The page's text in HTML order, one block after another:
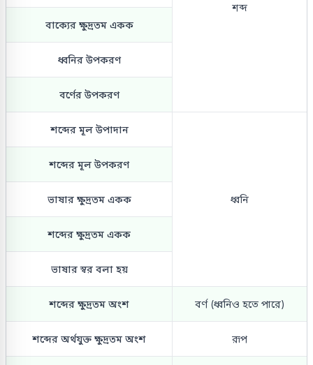
শব্দ
বাক্যের ক্ষুদ্রতম একক
ধ্বনির উপকরণ
বর্ণের উপকরণ
শব্দের মূল উপাদান
ধ্বনি
শব্দের মূল উপকরণ
ভাষার ক্ষুদ্রতম একক
শব্দের ক্ষুদ্রতম একক
ভাষার স্বর বলা হয়
শব্দের ক্ষুদ্রতম অংশ বর্ণ (ধ্বনিও হতে পারে)
শব্দের অর্থযুক্ত ক্ষুদ্রতম অংশ রূপ